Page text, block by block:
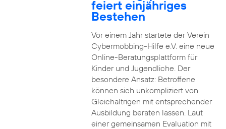
feiert einjähriges
Bestehen
Vor einem Jahr startete der Verein
Cybermobbing-Hilfe e.V. eine neue
Online-Beratungsplattform für
Kinder und Jugendliche. Der
besondere Ansatz: Betroffene
können sich unkompliziert von
Gleichaltrigen mit entsprechender
Ausbildung beraten lassen. Laut
einer gemeinsamen Evaluation mit